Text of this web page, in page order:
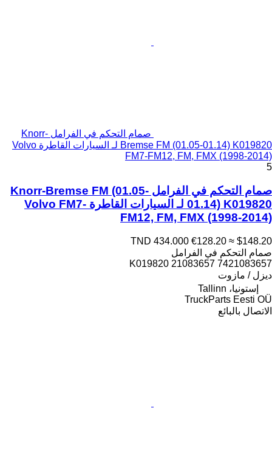
صمام التحكم في الفرامل Knorr-
Bremse FM (01.05-01.14) K019820 لـ السيارات القاطرة Volvo
FM7-FM12, FM, FMX (1998-2014)
5
صمام التحكم في الفرامل Knorr-Bremse FM (01.05-
01.14) K019820 لـ السيارات القاطرة Volvo FM7-
FM12, FM, FMX (1998-2014)
TND 434.000 €128.20 ≈ $148.20
صمام التحكم في الفرامل
K019820 21083657 7421083657
ديزل / مازوت
إستونيا، Tallinn
TruckParts Eesti OÜ
الاتصال بالبائع